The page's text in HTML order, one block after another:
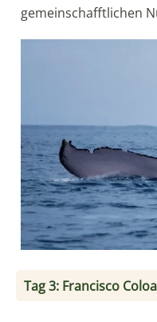
gemeinschafftlichen
Tag 3: Francisco